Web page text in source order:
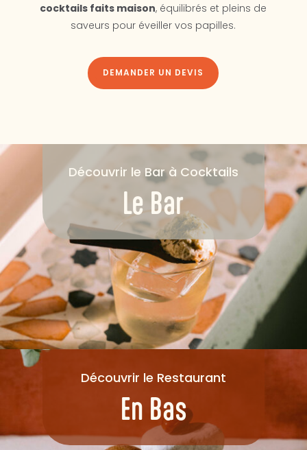
cocktails faits maison, équilibrés et pleins de
saveurs pour éveiller vos papilles.
DEMANDER UN DEVIS
Découvrir le Bar à Cocktails
Le Bar
Découvrir le Restaurant
En Bas